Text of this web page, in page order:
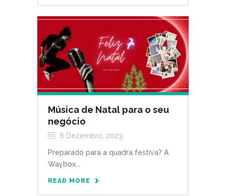
Música de Natal para o seu
negócio
8 Dezembro, 2023
Preparado para a quadra festiva? A
Waybox...
READ MORE